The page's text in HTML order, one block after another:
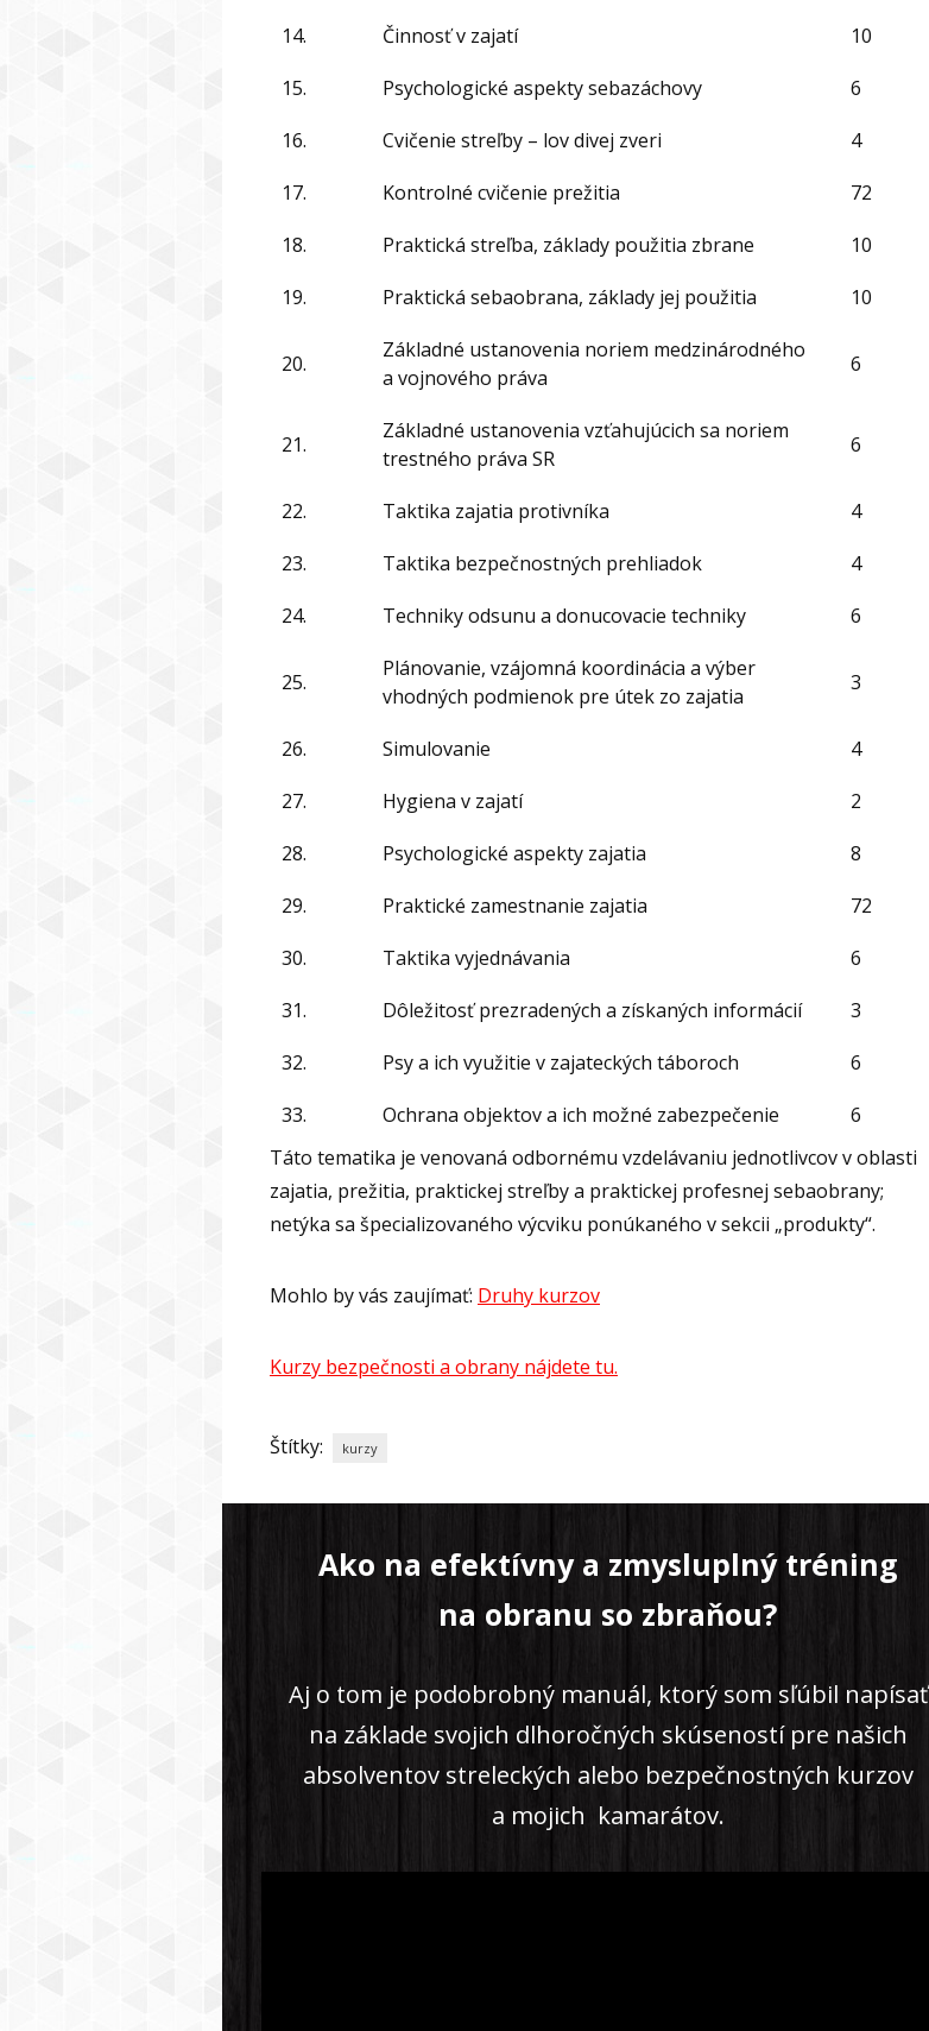
14.
Činnosť v zajatí
10
15.
Psychologické aspekty sebazáchovy
6
16.
Cvičenie streľby – lov divej zveri
4
17.
Kontrolné cvičenie prežitia
72
18.
Praktická streľba, základy použitia zbrane
10
19.
Praktická sebaobrana, základy jej použitia 10
20.
Základné ustanovenia noriem medzinárodného
a vojnového práva
6
21.
Základné ustanovenia vzťahujúcich sa noriem
trestného práva SR
6
22. Taktika zajatia protivníka
4
23.
Taktika bezpečnostných prehliadok
4
24.
Techniky odsunu a donucovacie techniky 6
25.
Plánovanie, vzájomná koordinácia a výber
vhodných podmienok pre útek zo zajatia
3
26. Simulovanie
4
27.
Hygiena v zajatí
2
28.
Psychologické aspekty zajatia
8
29.
Praktické zamestnanie zajatia
72
30.
Taktika vyjednávania
6
31.
Dôležitosť prezradených a získaných informácií
3
32.
Psy a ich využitie v zajateckých táboroch
6
33.
Ochrana objektov a ich možné zabezpečenie
6
Táto tematika je venovaná odbornému vzdelávaniu jednotlivcov v oblasti
zajatia, prežitia, praktickej streľby a praktickej profesnej sebaobrany;
netýka sa špecializovaného výcviku ponúkaného v sekcii „produkty“.
Mohlo by vás zaujímať: Druhy kurzov
Kurzy bezpečnosti a obrany nájdete tu.
Štítky: kurzy
Ako na efektívny a zmysluplný tréning
na obranu so zbraňou?
Aj o tom je podobrobný manuál, ktorý som sľúbil napísať
na základe svojich dlhoročných skúseností pre našich
absolventov streleckých alebo bezpečnostných kurzov
a mojich kamarátov.